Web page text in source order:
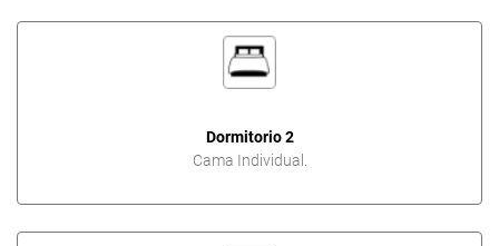
Dormitorio 2
Cama Individual.